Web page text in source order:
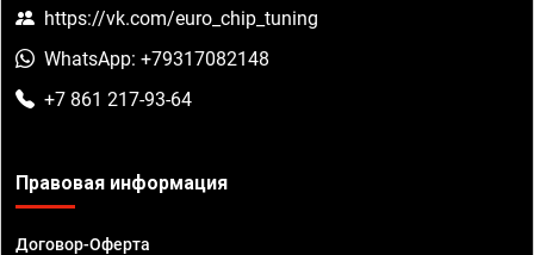
https://vk.com/euro_chip_tuning
WhatsApp: +79317082148
+7 861 217-93-64
Правовая информация
Договор-Оферта